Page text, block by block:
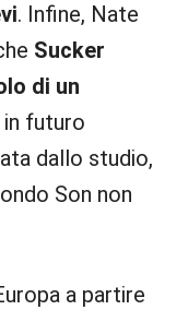
. Infine, Nate
Sucker
di un
in futuro
dallo studio,
Son non
a partire